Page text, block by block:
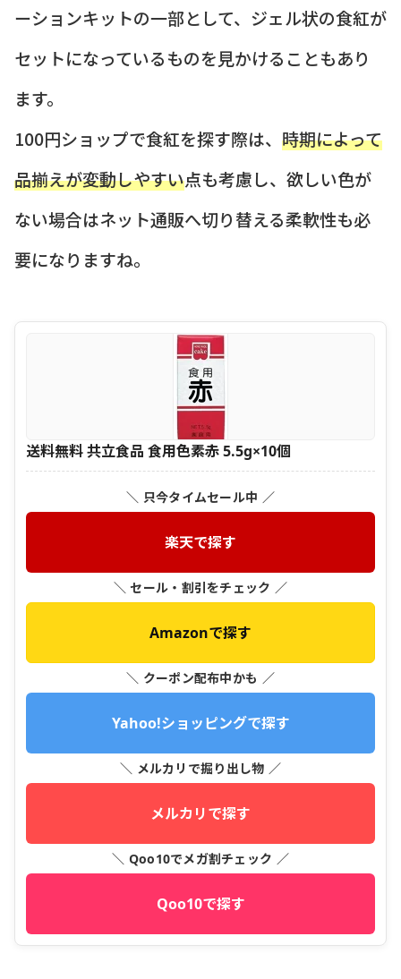
ーションキットの一部として、ジェル状の食紅が
セットになっているものを見かけることもあり
ます。
100円ショップで食紅を探す際は、 時期によって
品揃えが変動しやすい点も考慮し、欲しい色が
ない場合はネット通販へ切り替える柔軟性も必
要になりますね。
送料無料 共立食品 食用色素赤 5.5g×10個
＼ 只今タイムセール中 ／
楽天で探す
＼ セール・割引をチェック ／
Amazonで探す
＼ クーポン配布中かも ／
Yahoo!ショッピングで探す
＼ メルカリで掘り出し物 ／
メルカリで探す
＼ Qoo10でメガ割チェック ／
Qoo10で探す